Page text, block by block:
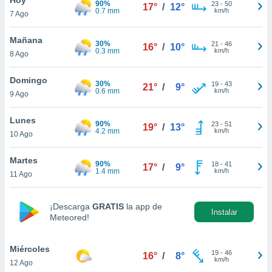
y
en
más
de
cookies
aceptar
7 Ago
90%
0.7 mm
17° / 12° 23- 50
km/h
Mañana
8 Ago
30%
0.3 mm
16° / 10° 21 - 46
km/h
Domingo
9 Ago
30%
0.6 mm
21° / 9° 19- 43
km/h
Lunes
10 Ago
90%
4.2 mm
19° / 13° 23- 51
km/h
Martes
11 Ago
90%
1.4 mm
17° / 9° 18- 41
km/h
¡Descarga GRATIS la app de
Meteored!
Instalar
Miércoles
12 Ago
16° / 8° 19- 46
km/h